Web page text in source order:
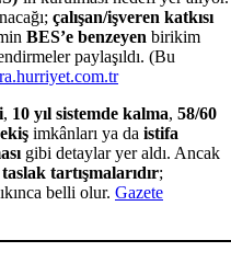
çalışan/işveren katkısı
BES’e benzeyen birikim
paylaşıldı. (Bu
, 10 yıl sistemde kalma, 58/60
imkânları ya da istifa
gibi detaylar yer aldı. Ancak
taslak tartışmalarıdır;
belli olur. Gazete